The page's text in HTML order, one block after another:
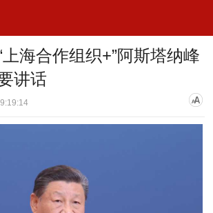
海合作组织+”阿斯塔纳峰
讲话